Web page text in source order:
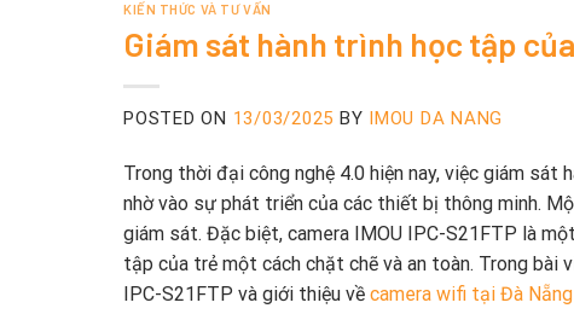
KIẾN THỨC VÀ TƯ VẤN
Giám sát hành trình học tập
POSTED ON 13/03/2025 BY IMOU DA NANG
Trong thời đại công nghệ 4.0 hiện nay, việc giám sát
nhờ vào sự phát triển của các thiết bị thông minh.
giám sát. Đặc biệt, camera IMOU IPC-S21FTP là
tập của trẻ một cách chặt chẽ và an toàn. Trong bài
IPC-S21FTP và giới thiệu về camera wifi tại Đà Nẵng